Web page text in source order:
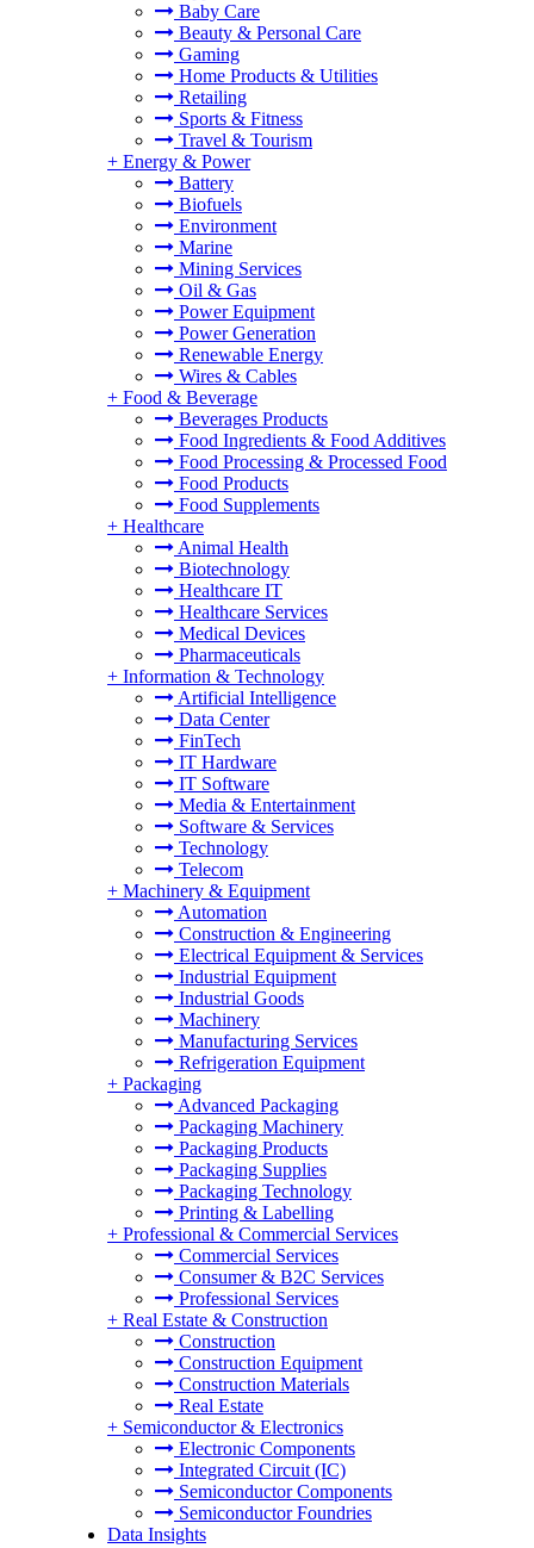
Baby Care
Beauty & Personal Care
Gaming
Home Products & Utilities
Retailing
Sports & Fitness
Travel & Tourism
+ Energy & Power
Battery
Biofuels
Environment
Marine
Mining Services
Oil & Gas
Power Equipment
Power Generation
Renewable Energy
Wires & Cables
+ Food & Beverage
Beverages Products
Food Ingredients & Food Additives
Food Processing & Processed Food
Food Products
Food Supplements
+ Healthcare
Animal Health
Biotechnology
Healthcare IT
Healthcare Services
Medical Devices
Pharmaceuticals
+ Information & Technology
Artificial Intelligence
Data Center
FinTech
IT Hardware
IT Software
Media & Entertainment
Software & Services
Technology
Telecom
+ Machinery & Equipment
Automation
Construction & Engineering
Electrical Equipment & Services
Industrial Equipment
Industrial Goods
Machinery
Manufacturing Services
Refrigeration Equipment
+ Packaging
Advanced Packaging
Packaging Machinery
Packaging Products
Packaging Supplies
Packaging Technology
Printing & Labelling
+ Professional & Commercial Services
Commercial Services
Consumer & B2C Services
Professional Services
+ Real Estate & Construction
Construction
Construction Equipment
Construction Materials
Real Estate
+ Semiconductor & Electronics
Electronic Components
Integrated Circuit (IC)
Semiconductor Components
Semiconductor Foundries
Data Insights